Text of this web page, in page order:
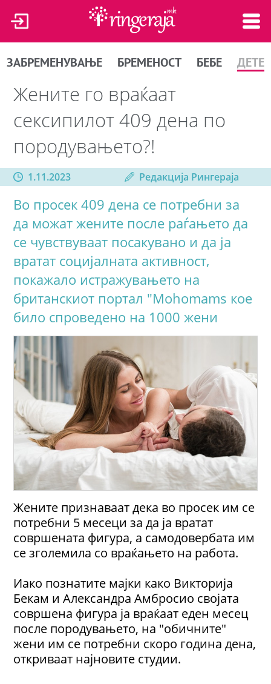
ЗАБРЕМЕНУВАЊЕ БРЕМЕНОСТ БЕБЕ ДЕТЕ
Жените го враќаат
сексипилот 409 дена по
породувањето?!
1.11.2023 Редакција Рингераја
Во просек 409 дена се потребни за
да можат жените после раѓањето да
се чувствуваат посакувано и да ја
вратат социјалната активност,
покажало истражувањeто на
британскиот портал "Mohomams кое
било спроведено на 1000 жени
Жените признаваат дека во просек им се
потребни 5 месеци за да ја вратат
совршената фигура, а самодовербата им
се зголемила со враќањето на работа.
Иако познатите мајки како Викторија
Бекам и Александра Амбросио својата
совршена фигура ја враќаат еден месец
после породувањето, на "обичните"
жени им се потребни скоро година дена,
откриваат најновите студии.